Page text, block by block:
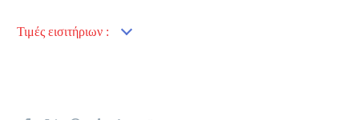
Τιμές εισιτήριων :